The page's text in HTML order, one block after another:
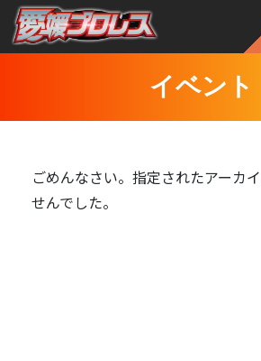
イベント
ごめんなさい。指定されたアーカ
せんでした。